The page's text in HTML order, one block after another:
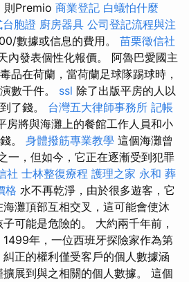
則Premio 商業登記 白蟻怕什麼
胞證 廚房器具 公司登記流程與注
數據或信息的費用。 苗栗徵信社
內發表個性化報價。 阿魯巴愛國主
品在荷蘭，當荷蘭足球隊踢球時，
數千件。 ssl 除了出版平房的人以
了錢。 台灣五大律師事務所 記帳
房將與海灘上的餐館工作人員和小
。 身體撥筋專業教學 這個海灘曾
一，但如今，它正在逐漸受到犯罪
社 士林整復療程 護理之家 永和 葬
格 水不再乾淨，由於很多遊客，它
灘頂部互相交叉，這可能會使沐
可能是危險的。 大約兩千年前，
年，一位西班牙探險家作為第
正的權利僅受客戶的個人數據涵
展到與之相關的個人數據。 這個